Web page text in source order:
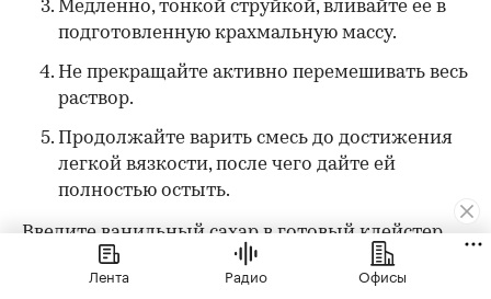
Медленно, тонкой струйкой, вливайте ее в
подготовленную крахмальную массу.
Не прекращайте активно перемешивать весь
раствор.
Продолжайте варить смесь до достижения
легкой вязкости, после чего дайте ей
полностью остыть.
Введите ванильный сахар в готовый клейстер
после того, как состав остынет. Хорошо
перемешайте.
Лента Радио Офисы